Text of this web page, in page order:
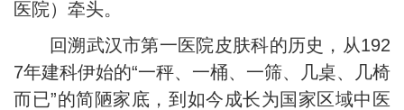
医院）牵头。
回溯武汉市第一医院皮肤科的历史，从192
7年建科伊始的“一秤、一桶、一筛、几桌、几椅
而已”的简陋家底，到如今成长为国家区域中医